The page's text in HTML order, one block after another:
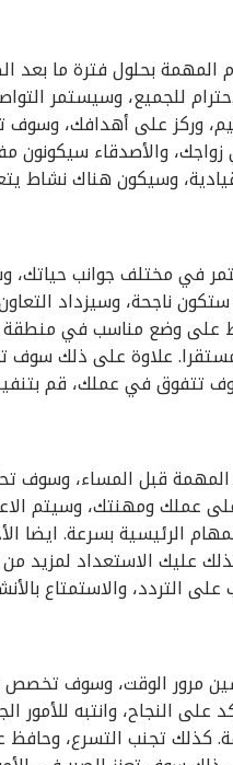
المهمة بحلول فترة ما بعد
للجميع، وسيستمر
وركز على أهدافك،
والأصدقاء سيكونون
وسيكون هناك نشاط
في مختلف جوانب حياتك،
ناجحة، وسيزداد
على وضع مناسب في
علاوة على ذلك سوف
تتفوق في عملك، قم بتنفيذ
المهمة قبل المساء، وسوف
عملك ومهنتك، وسيتم
الرئيسية بسرعة. ايضا
عليك الاستعداد
التردد، والاستمتاع
الوقت، وسوف تخصص
النجاح، وانتبه
كذلك تجنب التسرع،